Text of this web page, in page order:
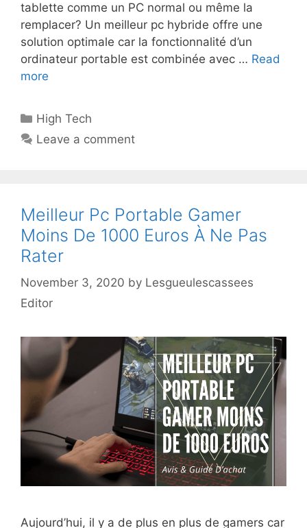
tablette comme un PC normal ou même la
remplacer? Un meilleur pc hybride offre une
solution optimale car la fonctionnalité d’un
ordinateur portable est combinée avec … Read
more
High Tech
Leave a comment
Meilleur Pc Portable Gamer
Moins De 1000 Euros À Ne Pas
Rater
November 3, 2020 by Lesgueulescassees
Editor
Aujourd’hui, il y a de plus en plus de gamers car